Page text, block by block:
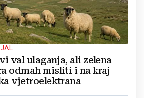
val ulaganja, ali zelena
odmah misliti i na kraj
vjetroelektrana